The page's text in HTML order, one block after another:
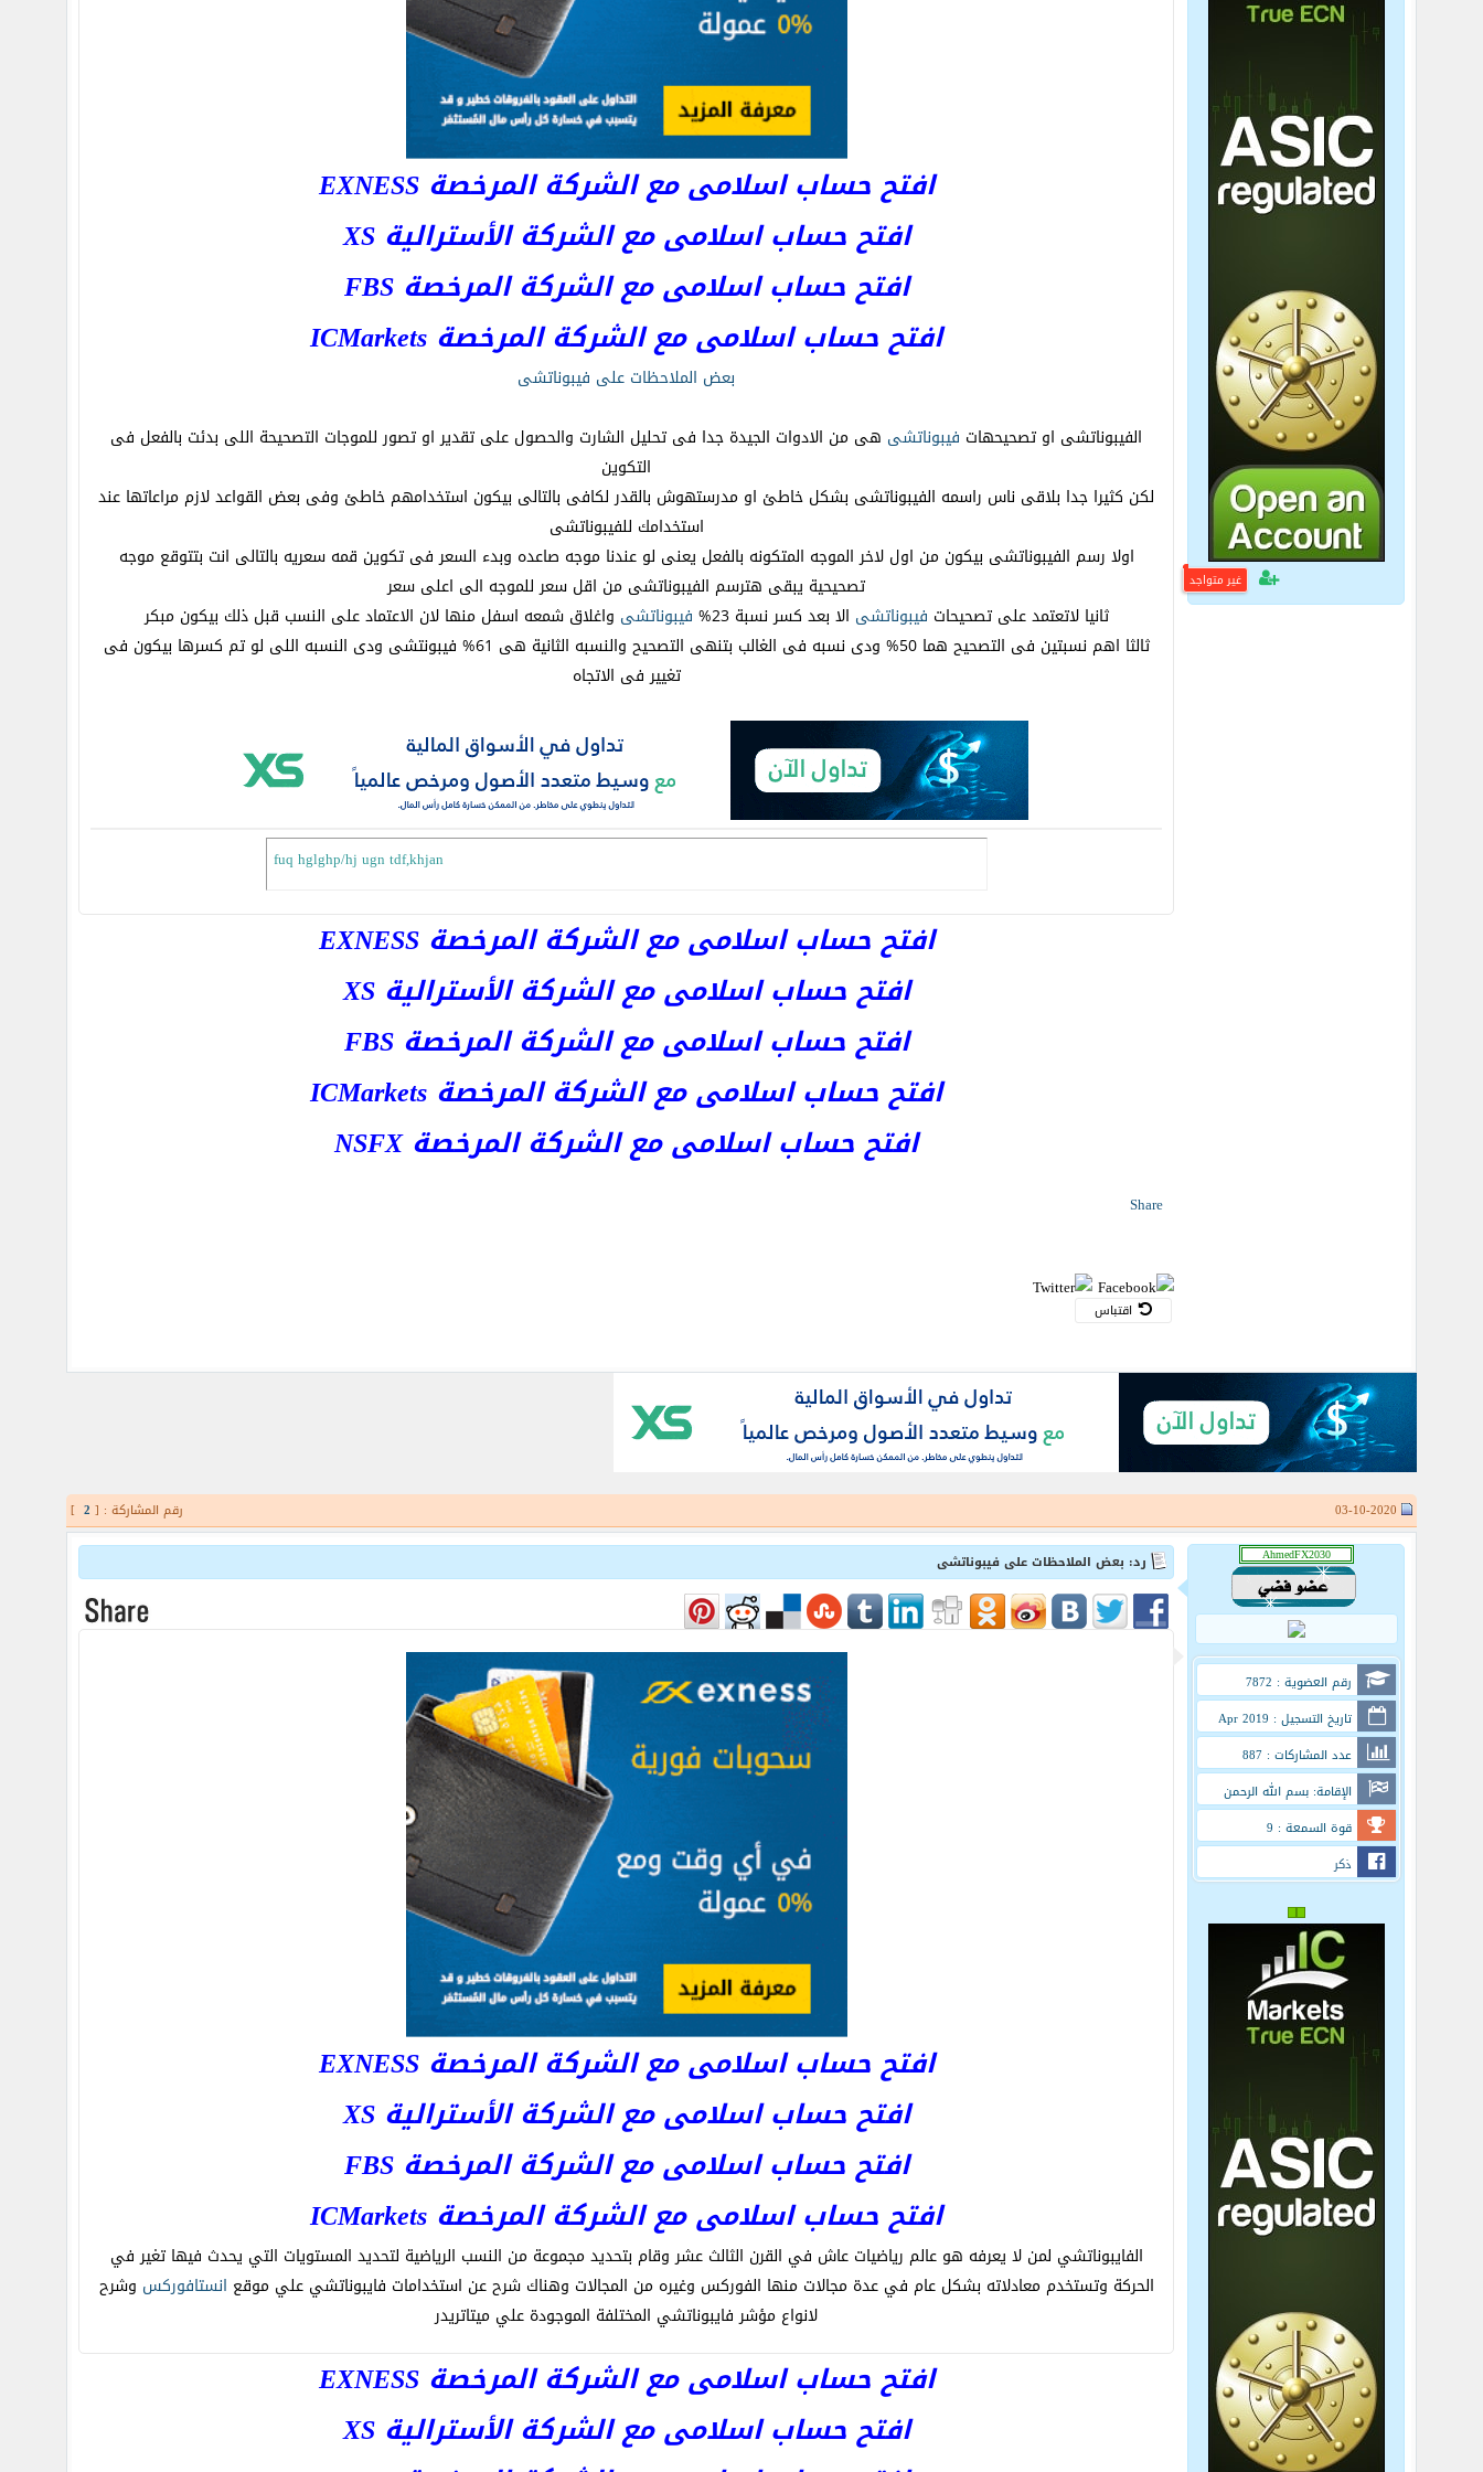
غير متواجد
افتح حساب اسلامى مع الشركة المرخصة EXNESS
افتح حساب اسلامى مع الشركة الأسترالية XS
افتح حساب اسلامى مع الشركة المرخصة FBS
افتح حساب اسلامى مع الشركة المرخصة ICMarkets
بعض الملاحظات على فيبوناتشى
الفيبوناتشى او تصحيحهات فيبوناتشى هى من الادوات الجيدة جدا فى تحليل الشارت والحصول على تقدير او تصور للموجات التصحيحة اللى بدئت بالفعل فى
التكوين
لكن كثيرا جدا بلاقى ناس راسمه الفيبوناتشى بشكل خاطئ او مدرستهوش بالقدر لكافى بالتالى بيكون استخدامهم خاطئ وفى بعض القواعد لازم مراعاتها عند
استخدامك للفيبوناتشى
اولا رسم الفيبوناتشى بيكون من اول لاخر الموجه المتكونه بالفعل يعنى لو عندنا موجه صاعده وبدء السعر فى تكوين قمه سعريه بالتالى انت بتتوقع موجه
تصحيحية يبقى هترسم الفيبوناتشى من اقل سعر للموجه الى اعلى سعر
ثانيا لاتعتمد على تصحيحات فيبوناتشى الا بعد كسر نسبة 23% فيبوناتشى واغلاق شمعه اسفل منها لان الاعتماد على النسب قبل ذلك بيكون مبكر
ثالثا اهم نسبتين فى التصحيح هما 50% ودى نسبه فى الغالب بتنهى التصحيح والنسبه الثانية هى 61% فيبونتشى ودى النسبه اللى لو تم كسرها بيكون فى
تغيير فى الاتجاه
fuq hglghp/hj ugn tdf,khjan
افتح حساب اسلامى مع الشركة المرخصة EXNESS
افتح حساب اسلامى مع الشركة الأسترالية XS
افتح حساب اسلامى مع الشركة المرخصة FBS
افتح حساب اسلامى مع الشركة المرخصة ICMarkets
افتح حساب اسلامى مع الشركة المرخصة NSFX
Share
اقتباس
رقم المشاركة : [ 2
]
رقم العضوية : 7872
تاريخ التسجيل : Apr 2019
عدد المشاركات : 887
الإقامة: بسم الله الرحمن
الرحيم
قوة السمعة : 9
ذكر
رد: بعض الملاحظات على فيبوناتشى
افتح حساب اسلامى مع الشركة المرخصة EXNESS
افتح حساب اسلامى مع الشركة الأسترالية XS
افتح حساب اسلامى مع الشركة المرخصة FBS
افتح حساب اسلامى مع الشركة المرخصة ICMarkets
الفايبوناتشي لمن لا يعرفه هو عالم رياضيات عاش في القرن الثالث عشر وقام بتحديد مجموعة من النسب الرياضية لتحديد المستويات التي يحدث فيها تغير في
الحركة وتستخدم معادلاته بشكل عام في عدة مجالات منها الفوركس وغيره من المجالات وهناك شرح عن استخدامات فايبوناتشي علي موقع انستافوركس وشرح
لانواع مؤشر فايبوناتشي المختلفة الموجودة علي ميتاتريدر
افتح حساب اسلامى مع الشركة المرخصة EXNESS
افتح حساب اسلامى مع الشركة الأسترالية XS